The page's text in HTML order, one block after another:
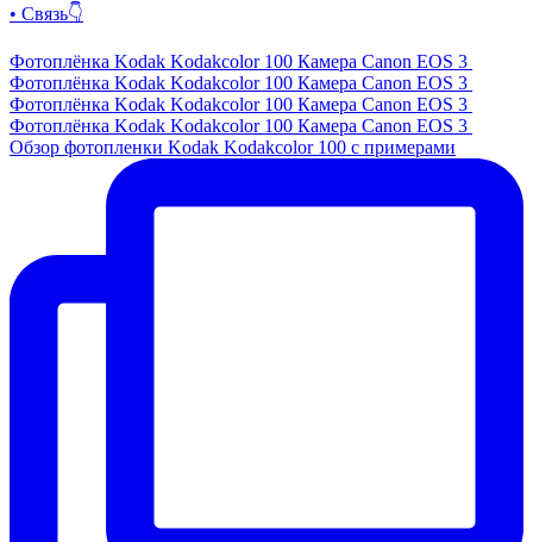
• Связь👇
Фотоплёнка Kodak Kodakcolor 100 Камера Canon EOS 3
Фотоплёнка Kodak Kodakcolor 100 Камера Canon EOS 3
Фотоплёнка Kodak Kodakcolor 100 Камера Canon EOS 3
Фотоплёнка Kodak Kodakcolor 100 Камера Canon EOS 3
Обзор фотопленки Kodak Kodakcolor 100 с примерами